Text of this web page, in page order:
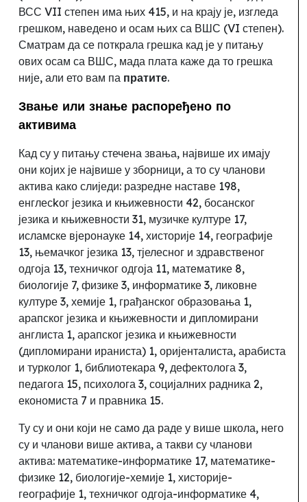
ВСС VII степен има њих 415, и на крају је, изгледа
грешком, наведено и осам њих са ВШС (VI степен).
Сматрам да се поткрала грешка кад је у питању
ових осам са ВШС, мада плата каже да то грешка
није, али ето вам па пратите.
Звање или знање распоређено по
активима
Кад су у питању стечена звања, највише их имају
они којих је највише у зборници, а то су чланови
актива како слиједи: разредне наставе 198,
енглесkог језика и књижевности 42, босанског
језика и књижевности 31, музичке културе 17,
исламске вјеронауке 14, хисторије 14, географије
13, њемачког језика 13, тјелесног и здравственог
одгоја 13, техничког одгоја 11, математике 8,
биологије 7, физике 3, информатике 3, ликовне
културе 3, хемије 1, грађанског образовања 1,
арапског језика и књижевности и дипломирани
англиста 1, арапског језика и књижевности
(дипломирани ираниста) 1, оријенталиста, арабиста
и турколог 1, библиотекара 9, дефектолога 3,
педагога 15, психолога 3, социјалних радника 2,
економиста 7 и правника 15.
Ту су и они који не само да раде у више школа, него
су и чланови више актива, а такви су чланови
актива: математике-информатике 17, математике-
физике 12, биологије-хемије 1, хисторије-
географије 1, техничког одгоја-информатике 4,